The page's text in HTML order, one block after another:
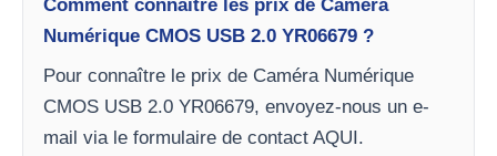
Comment connaître les prix de Caméra
Numérique CMOS USB 2.0 YR06679 ?
Pour connaître le prix de Caméra Numérique
CMOS USB 2.0 YR06679, envoyez-nous un e-
mail via le formulaire de contact AQUI.